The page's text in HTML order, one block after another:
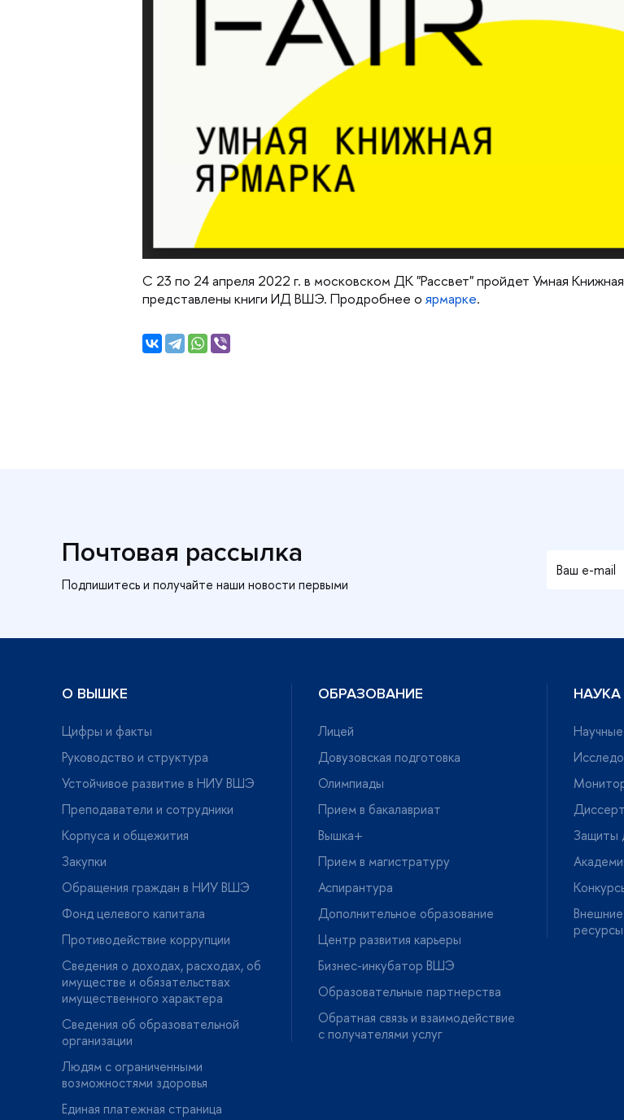
С 23 по 24 апреля 2022 г. в московском ДК "Рассвет" пройдет Умная Книжная
представлены книги ИД ВШЭ. Продробнее о ярмарке.
Почтовая рассылка
О ВЫШКЕ
Цифры и факты
Руководство и структура
Устойчивое развитие в НИУ ВШЭ
Преподаватели и сотрудники
Корпуса и общежития
Закупки
Обращения граждан в НИУ ВШЭ
Фонд целевого капитала
Противодействие коррупции
Сведения о доходах, расходах, о
имуществе и обязательствах
имущественного характера
Сведения об образовательной
организации
Людям с ограниченными
озможностями здоровья
Единая платежная страница
ОБРАЗОВАНИЕ
Лицей
Довузовская подготовка
Олимпиады
Прием в бакалавриат
ышка+
Прием в магистратуру
Аспирантура
Дополнительное образование
Центр развития карьеры
Бизнес-инкубатор ВШЭ
Образовательные партнерства
Обратная связь и взаимодействие
с получателями услу
НАУКА
Защиты
нешние
ресурсы